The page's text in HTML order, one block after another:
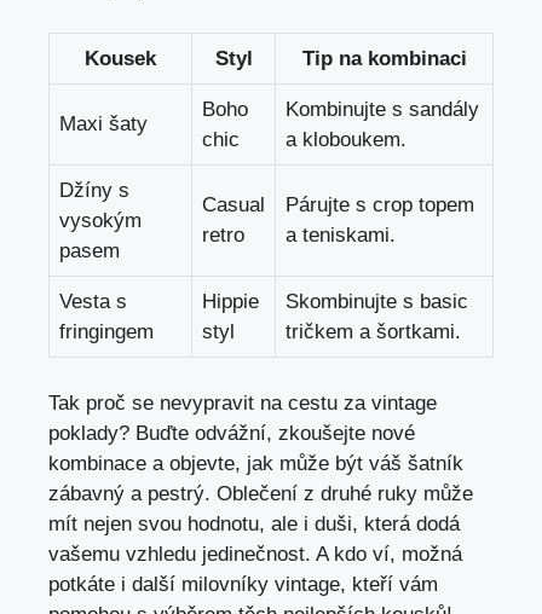
Kousek Styl Tip ‌na kombinaci
Maxi šaty
Boho
chic
Kombinujte s sandály
a ​kloboukem.
Džíny ⁣s
vysokým
pasem
Casual
retro
Párujte s‌ crop topem
a teniskami.
Vesta ⁢s
fringingem
Hippie
⁣styl
Skombinujte s basic
tričkem a ​šortkami.
Tak proč se nevypravit na cestu za ⁢vintage
poklady? Buďte odvážní, zkoušejte⁤ nové ​
kombinace⁢ a objevte, jak⁢ může být váš šatník
‍zábavný a pestrý. Oblečení z ‌druhé ruky⁣ může
mít nejen svou ‍hodnotu, ale i duši, která ⁤dodá⁤
vašemu ⁢vzhledu jedinečnost. A kdo⁣ ví, možná
potkáte‌ i další milovníky vintage, kteří vám